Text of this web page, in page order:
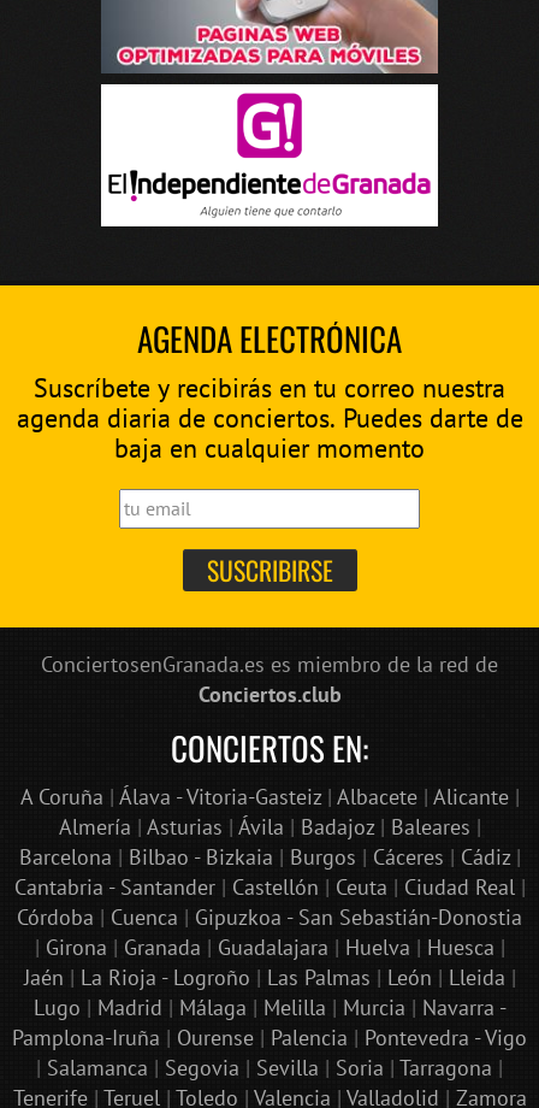
AGENDA ELECTRÓNICA
Suscríbete y recibirás en tu correo nuestra
agenda diaria de conciertos. Puedes darte de
baja en cualquier momento
ConciertosenGranada.es es miembro de la red de
Conciertos.club
CONCIERTOS EN:
A Coruña | Álava - Vitoria-Gasteiz| Albacete| Alicante|
Almería | Asturias | Ávila | Badajoz| Baleares |
Barcelona | Bilbao - Bizkaia | Burgos | Cáceres | Cádiz|
Cantabria - Santander| Castellón | Ceuta | Ciudad Real|
Córdoba | Cuenca | Gipuzkoa - San Sebastián-Donostia
| Girona | Granada | Guadalajara | Huelva | Huesca |
Jaén | La Rioja - Logroño | Las Palmas | León | Lleida |
Lugo | Madrid | Málaga | Melilla | Murcia | Navarra -
Pamplona-Iruña | Ourense | Palencia | Pontevedra - Vigo
| Salamanca | Segovia | Sevilla | Soria | Tarragona |
Tenerife| Teruel| Toledo | Valencia | Valladolid | Zamora